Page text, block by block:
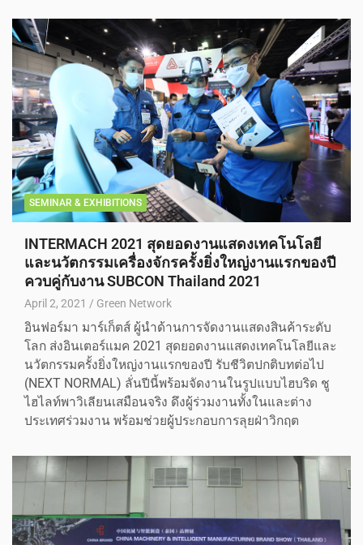
SEMINAR & EXHIBITIONS
INTERMACH 2021 สุดยอดงานแสดงเทคโนโลยี
และนวัตกรรมเครื่องจักรครั้งยิ่งใหญ่งานแรกของปี
ควบคู่กับงาน SUBCON Thailand 2021
April 2, 2021 Green Network
อินฟอร์มา มาร์เก็ตส์ ผู้นำด้านการจัดงานแสดงสินค้าระดับ
โลก ส่งอินเตอร์แมค 2021 สุดยอดงานแสดงเทคโนโลยีและ
นวัตกรรมครั้งยิ่งใหญ่งานแรกของปี รับชีวิตปกติบทต่อไป
(NEXT NORMAL) ลั่นปีนี้พร้อมจัดงานในรูปแบบไฮบริด ชู
ไฮไลท์พาวิเลียนเสมือนจริง ดึงผู้ร่วมงานทั้งในและต่าง
ประเทศร่วมงาน พร้อมช่วยผู้ประกอบการลุยฝ่าวิกฤต